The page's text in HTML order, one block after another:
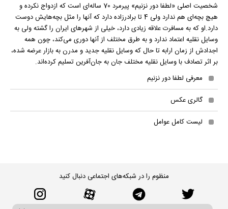
شخصیت اصلی «لطفا دور نزنیم» پیرمرد 70 ساله‌ای است که ازدواج نکرده و
هیچ بچه‌ای هم ندارد ولی 4 تا برادرزاده دارد که آنها را مثل بچه‌هایش دوست
دارد.او که به مسافرت علاقه زیادی دارد، خیلی از شهرهای ایران را گشته ولی به
وسایل نقلیه اعتماد ندارد و به طرق مختلف از آنها دوری می‌کند، چون همه
اجدادش از زمان ارابه تا حال که وسایل نقلیه جدید و مدرن به بازار عرضه شده،
بر اثر تصادف با وسایل نقلیه مختلف جان به جان‌آفرین تسلیم کرده‌اند.
معرفی لطفا دور نزنیم
گالری عکس
لیست کامل عوامل
منظوم را در شبکه‌های اجتماعی دنبال کنید